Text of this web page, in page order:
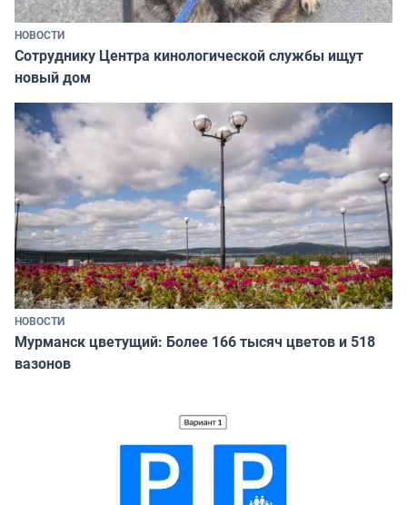
НОВОСТИ
Сотруднику Центра кинологической службы ищут
новый дом
НОВОСТИ
Мурманск цветущий: Более 166 тысяч цветов и 518
вазонов